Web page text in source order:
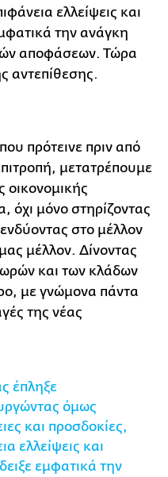
ελλείψεις και
την ανάγκη
αποφάσεων. Τώρα
αντεπίθεσης.
πρότεινε πριν από
μετατρέπουμε
οικονομικής
όχι μόνο στηρίζοντας
στο μέλλον
μέλλον. Δίνοντας
και των κλάδων
με γνώμονα πάντα
της νέας
έπληξε
όμως
και προσδοκίες,
ελλείψεις και
εμφατικά την